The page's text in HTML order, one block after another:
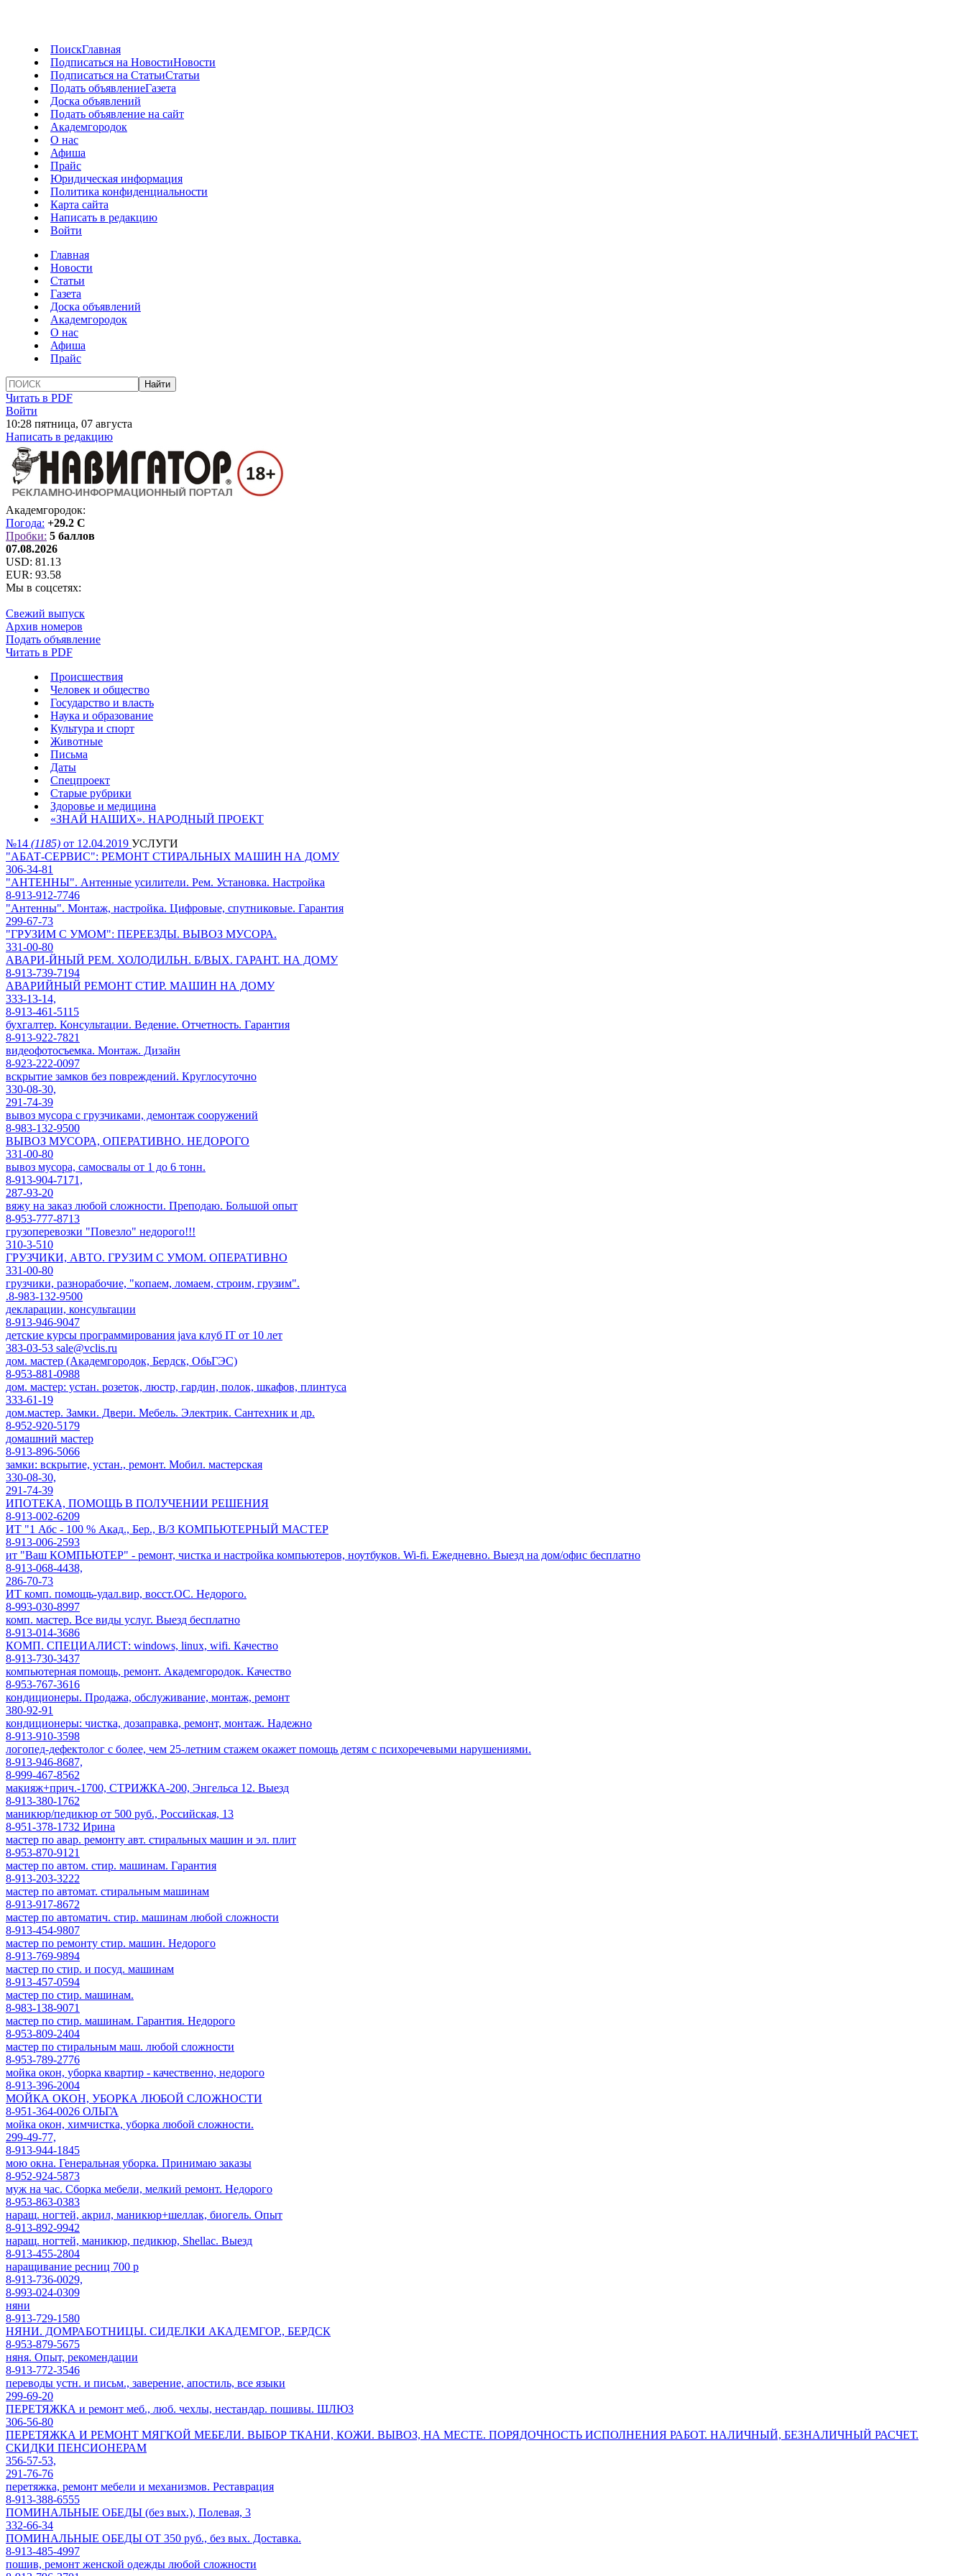
ПоискГлавная
Подписаться на НовостиНовости
Подписаться на СтатьиСтатьи
Подать объявлениеГазета
Доска объявлений
Подать объявление на сайт
Академгородок
О нас
Афиша
Прайс
Юридическая информация
Политика конфиденциальности
Карта сайта
Написать в редакцию
Войти
Главная
Новости
Статьи
Газета
Доска объявлений
Академгородок
О нас
Афиша
Прайс
Читать в PDF
Войти
10:28 пятница, 07 августа
Написать в редакцию
Академгородок:
Погода: +29.2 C
Пробки: 5 баллов
07.08.2026
USD: 81.13
EUR: 93.58
Мы в соцсетях:
Свежий выпуск
Архив номеров
Подать объявление
Читать в PDF
Происшествия
Человек и общество
Государство и власть
Наука и образование
Культура и спорт
Животные
Письма
Даты
Спецпроект
Старые рубрики
Здоровье и медицина
«ЗНАЙ НАШИХ». НАРОДНЫЙ ПРОЕКТ
№14 (1185) от 12.04.2019 УСЛУГИ
"АБАТ-СЕРВИС": РЕМОНТ СТИРАЛЬНЫХ МАШИН НА ДОМУ
306-34-81
"АНТЕННЫ". Антенные усилители. Рем. Установка. Настройка
8-913-912-7746
"Антенны". Монтаж, настройка. Цифровые, спутниковые. Гарантия
299-67-73
"ГРУЗИМ С УМОМ": ПЕРЕЕЗДЫ. ВЫВОЗ МУСОРА.
331-00-80
АВАРИ-ЙНЫЙ РЕМ. ХОЛОДИЛЬН. Б/ВЫХ. ГАРАНТ. НА ДОМУ
8-913-739-7194
АВАРИЙНЫЙ РЕМОНТ СТИР. МАШИН НА ДОМУ
333-13-14,
8-913-461-5115
бухгалтер. Консультации. Ведение. Отчетность. Гарантия
8-913-922-7821
видеофотосъемка. Монтаж. Дизайн
8-923-222-0097
вскрытие замков без повреждений. Круглосуточно
330-08-30,
291-74-39
вывоз мусора с грузчиками, демонтаж сооружений
8-983-132-9500
ВЫВОЗ МУСОРА, ОПЕРАТИВНО. НЕДОРОГО
331-00-80
вывоз мусора, самосвалы от 1 до 6 тонн.
8-913-904-7171,
287-93-20
вяжу на заказ любой сложности. Преподаю. Большой опыт
8-953-777-8713
грузоперевозки "Повезло" недорого!!!
310-3-510
ГРУЗЧИКИ, АВТО. ГРУЗИМ С УМОМ. ОПЕРАТИВНО
331-00-80
грузчики, разнорабочие, "копаем, ломаем, строим, грузим".
.8-983-132-9500
декларации, консультации
8-913-946-9047
детские курсы программирования java клуб IT от 10 лет
383-03-53 sale@vclis.ru
дом. мастер (Академгородок, Бердск, ОбьГЭС)
8-953-881-0988
дом. мастер: устан. розеток, люстр, гардин, полок, шкафов, плинтуса
333-61-19
дом.мастер. Замки. Двери. Мебель. Электрик. Сантехник и др.
8-952-920-5179
домашний мастер
8-913-896-5066
замки: вскрытие, устан., ремонт. Мобил. мастерская
330-08-30,
291-74-39
ИПОТЕКА, ПОМОЩЬ В ПОЛУЧЕНИИ РЕШЕНИЯ
8-913-002-6209
ИТ "1 Абс - 100 % Акад., Бер., В/З КОМПЬЮТЕРНЫЙ МАСТЕР
8-913-006-2593
ит "Ваш КОМПЬЮТЕР" - ремонт, чистка и настройка компьютеров, ноутбуков. Wi-fi. Ежедневно. Выезд на дом/офис бесплатно
8-913-068-4438,
286-70-73
ИТ комп. помощь-удал.вир, восст.ОС. Недорого.
8-993-030-8997
комп. мастер. Все виды услуг. Выезд бесплатно
8-913-014-3686
КОМП. СПЕЦИАЛИСТ: windows, linux, wifi. Качество
8-913-730-3437
компьютерная помощь, ремонт. Академгородок. Качество
8-953-767-3616
кондиционеры. Продажа, обслуживание, монтаж, ремонт
380-92-91
кондиционеры: чистка, дозаправка, ремонт, монтаж. Надежно
8-913-910-3598
логопед-дефектолог с более, чем 25-летним стажем окажет помощь детям с психоречевыми нарушениями.
8-913-946-8687,
8-999-467-8562
макияж+прич.-1700, СТРИЖКА-200, Энгельса 12. Выезд
8-913-380-1762
маникюр/педикюр от 500 руб., Российская, 13
8-951-378-1732 Ирина
мастер по авар. ремонту авт. стиральных машин и эл. плит
8-953-870-9121
мастер по автом. стир. машинам. Гарантия
8-913-203-3222
мастер по автомат. стиральным машинам
8-913-917-8672
мастер по автоматич. стир. машинам любой сложности
8-913-454-9807
мастер по ремонту стир. машин. Недорого
8-913-769-9894
мастер по стир. и посуд. машинам
8-913-457-0594
мастер по стир. машинам.
8-983-138-9071
мастер по стир. машинам. Гарантия. Недорого
8-953-809-2404
мастер по стиральным маш. любой сложности
8-953-789-2776
мойка окон, уборка квартир - качественно, недорого
8-913-396-2004
МОЙКА ОКОН, УБОРКА ЛЮБОЙ СЛОЖНОСТИ
8-951-364-0026 ОЛЬГА
мойка окон, химчистка, уборка любой сложности.
299-49-77,
8-913-944-1845
мою окна. Генеральная уборка. Принимаю заказы
8-952-924-5873
муж на час. Сборка мебели, мелкий ремонт. Недорого
8-953-863-0383
наращ. ногтей, акрил, маникюр+шеллак, биогель. Опыт
8-913-892-9942
наращ. ногтей, маникюр, педикюр, Shellac. Выезд
8-913-455-2804
наращивание ресниц 700 р
8-913-736-0029,
8-993-024-0309
няни
8-913-729-1580
НЯНИ. ДОМРАБОТНИЦЫ. СИДЕЛКИ АКАДЕМГОР., БЕРДСК
8-953-879-5675
няня. Опыт, рекомендации
8-913-772-3546
переводы устн. и письм., заверение, апостиль, все языки
299-69-20
ПЕРЕТЯЖКА и ремонт меб., люб. чехлы, нестандар. пошивы. ШЛЮЗ
306-56-80
ПЕРЕТЯЖКА И РЕМОНТ МЯГКОЙ МЕБЕЛИ. ВЫБОР ТКАНИ, КОЖИ. ВЫВОЗ, НА МЕСТЕ. ПОРЯДОЧНОСТЬ ИСПОЛНЕНИЯ РАБОТ. НАЛИЧНЫЙ, БЕЗНАЛИЧНЫЙ РАСЧЕТ.
СКИДКИ ПЕНСИОНЕРАМ
356-57-53,
291-76-76
перетяжка, ремонт мебели и механизмов. Реставрация
8-913-388-6555
ПОМИНАЛЬНЫЕ ОБЕДЫ (без вых.), Полевая, 3
332-66-34
ПОМИНАЛЬНЫЕ ОБЕДЫ ОТ 350 руб., без вых. Доставка.
8-913-485-4997
пошив, ремонт женской одежды любой сложности